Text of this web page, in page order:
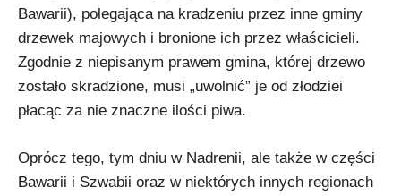
Bawarii), polegająca na kradzeniu przez inne gminy
drzewek majowych i bronione ich przez właścicieli.
Zgodnie z niepisanym prawem gmina, której drzewo
zostało skradzione, musi „uwolnić” je od złodziei
płacąc za nie znaczne ilości piwa.
Oprócz tego, tym dniu w Nadrenii, ale także w części
Bawarii i Szwabii oraz w niektórych innych regionach